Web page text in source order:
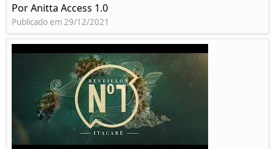
Por Anitta Access 1.0
Publicado em 29/12/2021